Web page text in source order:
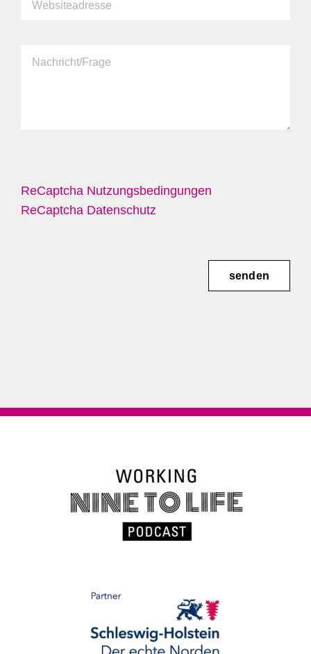
ReCaptcha Nutzungsbedingungen
ReCaptcha Datenschutz
senden